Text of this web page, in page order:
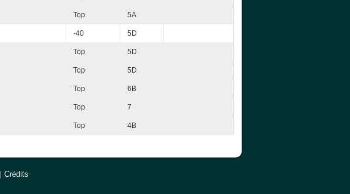
Top 5A
-40 5D
Top 5D
Top 5D
Top 6B
Top 7
Top 4B
Crédits